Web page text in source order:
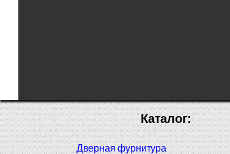
Каталог:
Дверная фурнитура